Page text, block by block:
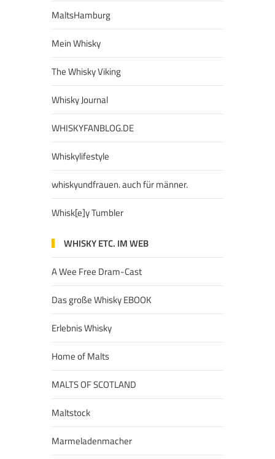
MaltsHamburg
Mein Whisky
The Whisky Viking
Whisky Journal
WHISKYFANBLOG.DE
Whiskylifestyle
whiskyundfrauen. auch für männer.
Whisk[e]y Tumbler
WHISKY ETC. IM WEB
A Wee Free Dram-Cast
Das große Whisky EBOOK
Erlebnis Whisky
Home of Malts
MALTS OF SCOTLAND
Maltstock
Marmeladenmacher